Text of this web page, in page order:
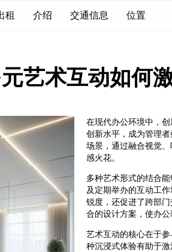
租 介绍 交通信息 位置
艺术互动如何
在现代办公环境中，
创新水平，成为管理
场景，通过融合视觉
感火花。
多种艺术形式的结合
及定期举办的互动工
锐度，还促进了跨部
合的设计方案，使办
艺术互动的核心在于
种沉浸式体验有助于